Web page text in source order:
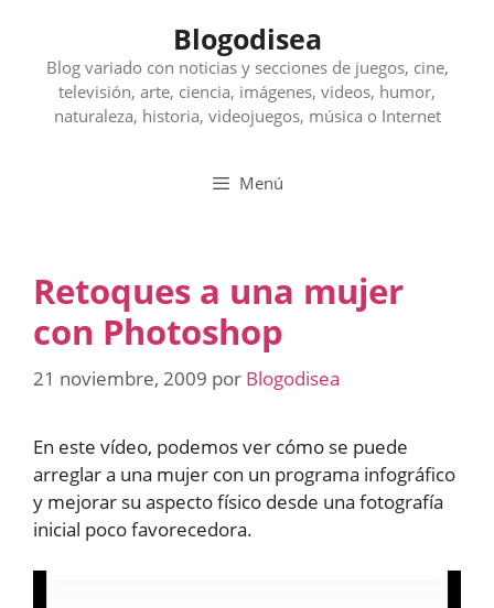
contenido
Blogodisea
Blog variado con noticias y secciones de juegos, cine,
televisión, arte, ciencia, imágenes, videos, humor,
naturaleza, historia, videojuegos, música o Internet
Menú
Retoques a una mujer
con Photoshop
21 noviembre, 2009 por Blogodisea
En este vídeo, podemos ver cómo se puede
arreglar a una mujer con un programa infográfico
y mejorar su aspecto físico desde una fotografía
inicial poco favorecedora.